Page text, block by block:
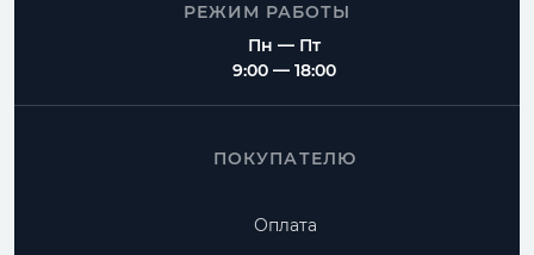
РЕЖИМ РАБОТЫ
Пн — Пт
9:00 — 18:00
ПОКУПАТЕЛЮ
Оплата